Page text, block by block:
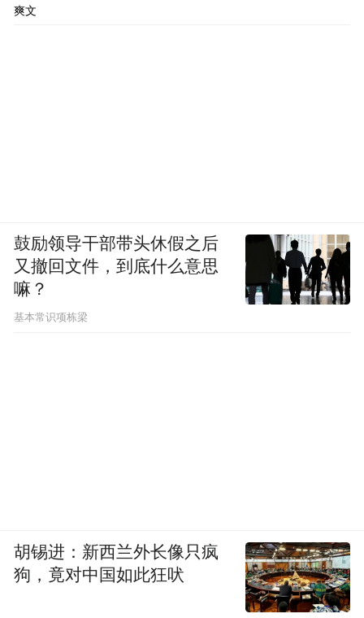
爽文
鼓励领导干部带头休假之后
又撤回文件，到底什么意思
嘛？
基本常识项栋梁
胡锡进：新西兰外长像只疯
狗，竟对中国如此狂吠